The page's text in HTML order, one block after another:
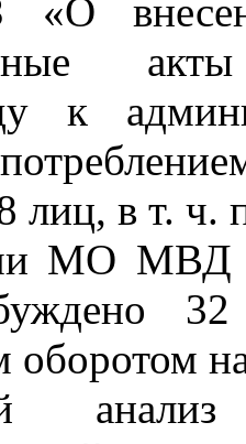
к
лиц, в т.
МО МВД
оборотом